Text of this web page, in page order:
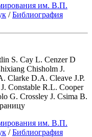
им. В.П.
/Библиография
S. Cay L. Cenzer D
Chisholm J.
Clarke D.A. Cleave J.P.
Constable R.L. Cooper
G. Crossley J. Csima B.
им. В.П.
/Библиография